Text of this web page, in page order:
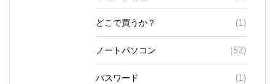
どこで買うか？ (1)
ノートパソコン (52)
パスワード (1)